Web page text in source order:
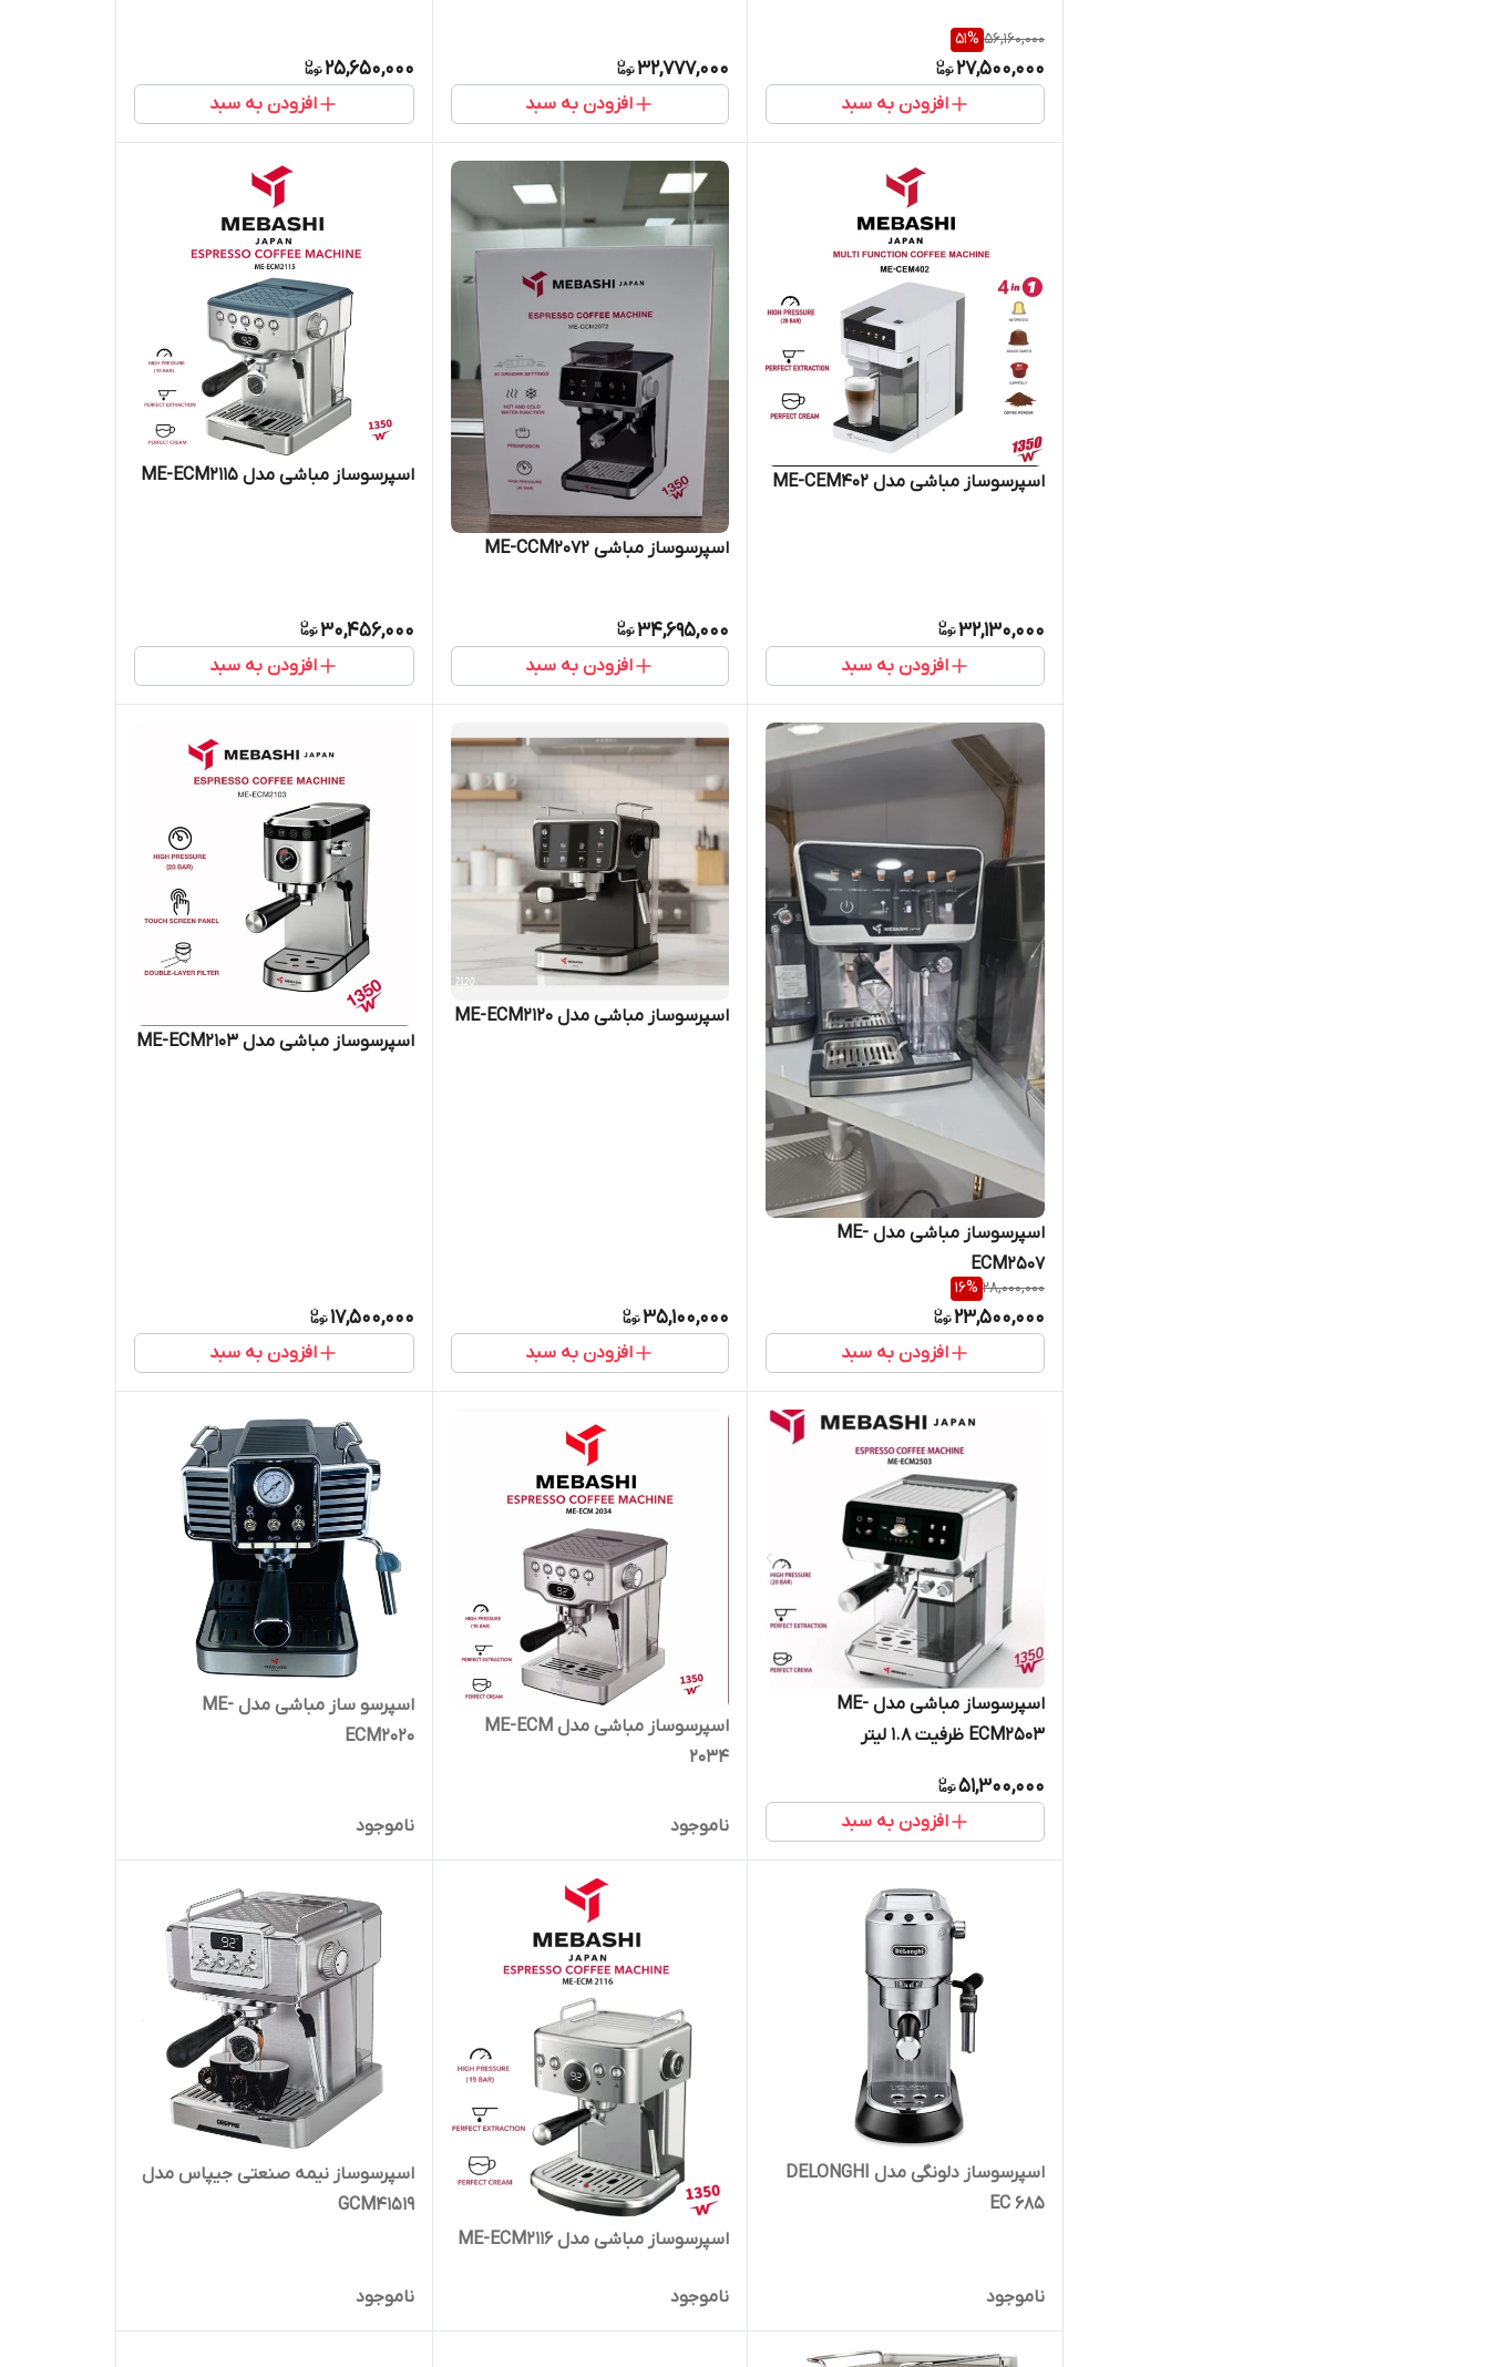
56,160,000
51%
27,500,000
افزودن به سبد
32,777,000
افزودن به سبد
25,650,000
افزودن به سبد
اسپرسوساز مباشی مدل ME-CEM402
32,130,000
افزودن به سبد
اسپرسوساز مباشی ME-CCM2072
34,695,000
افزودن به سبد
اسپرسوساز مباشی مدل ME-ECM2115
30,456,000
افزودن به سبد
اسپرسوساز مباشی مدل ME-
ECM2507
28,000,000
16%
23,500,000
افزودن به سبد
اسپرسوساز مباشی مدل ME-ECM2120
35,100,000
افزودن به سبد
اسپرسوساز مباشی مدل ME-ECM2103
17,500,000
افزودن به سبد
اسپرسوساز مباشی مدل ME-
ECM2503 ظرفیت ۱.۸ لیتر
51,300,000
افزودن به سبد
اسپرسوساز مباشی مدل ME-ECM
2034
ناموجود
اسپرسو ساز مباشی مدل ME-
ECM2020
ناموجود
اسپرسوساز دلونگی مدل DELONGHI
EC 685
ناموجود
اسپرسوساز مباشی مدل ME-ECM2116
ناموجود
اسپرسوساز نیمه صنعتی جیپاس مدل
GCM41519
ناموجود